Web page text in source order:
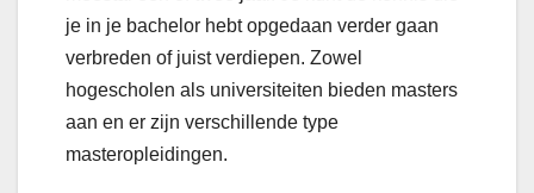
je in je bachelor hebt opgedaan verder gaan
verbreden of juist verdiepen. Zowel
hogescholen als universiteiten bieden masters
aan en er zijn verschillende type
masteropleidingen.